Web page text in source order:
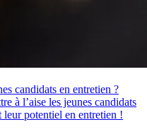
candidats en entretien ?
à l’aise les jeunes candidats
potentiel en entretien !